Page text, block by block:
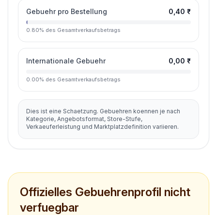
Gebuehr pro Bestellung 0,40 ₹
0.80% des Gesamtverkaufsbetrags
Internationale Gebuehr 0,00 ₹
0.00% des Gesamtverkaufsbetrags
Dies ist eine Schaetzung. Gebuehren koennen je nach
Kategorie, Angebotsformat, Store-Stufe,
Verkaeuferleistung und Marktplatzdefinition variieren.
Offizielles Gebuehrenprofil nicht
verfuegbar